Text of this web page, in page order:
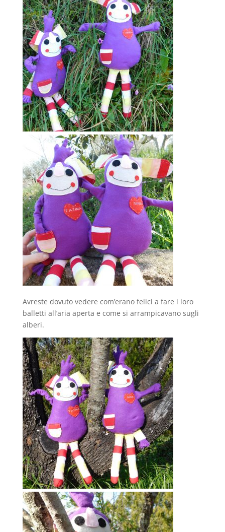
Avreste dovuto vedere com’erano felici a fare i loro
balletti all’aria aperta e come si arrampicavano sugli
alberi.